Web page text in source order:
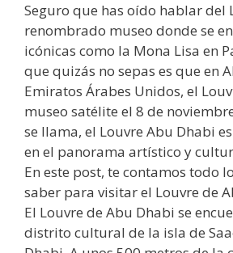
Seguro que has oído hablar del
renombrado museo donde se
icónicas como la Mona Lisa en
que quizás no sepas es que en
Emiratos Árabes Unidos, el
museo satélite el 8 de
se llama, el Louvre Abu Dhabi
en el panorama artístico y
En este post, te contamos todo
saber para visitar el Louvre de
El Louvre de Abu Dhabi se
distrito cultural de la isla de